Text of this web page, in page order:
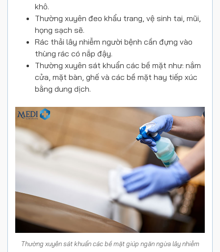
khô.
Thường xuyên đeo khẩu trang, vệ sinh tai, mũi,
họng sạch sẽ.
Rác thải lây nhiễm người bệnh cần đựng vào
thùng rác có nắp đậy.
Thường xuyên sát khuẩn các bề mặt như: nắm
cửa, mặt bàn, ghế và các bề mặt hay tiếp xúc
bằng dung dịch.
Thường xuyên sát khuẩn các bề mặt giúp ngăn ngừa lây nhiễm